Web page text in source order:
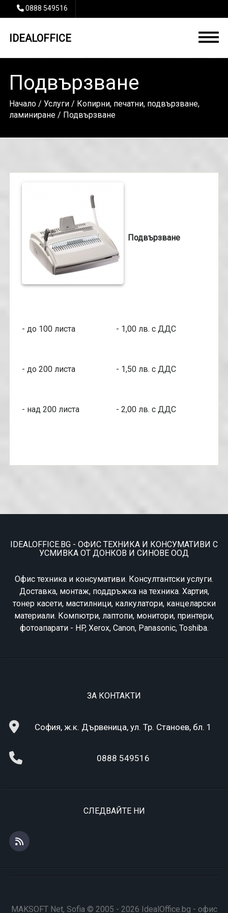
0888 549516
IDEALOFFICE
Подвързване
Начало/ Услуги/ Копирни, печатни, подвързване,
ламиниране/ Подвързване
Подвързване
- до 100 листа - 1,00 лв. с ДДС
- до 200 листа - 1,50 лв. с ДДС
- над 200 листа - 2,00 лв. с ДДС
IDEALOFFICE.BG - ОФИС ТЕХНИКА И КОНСУМАТИВИ С
УСМИВКА ОТ ДОНКОВ И СИНОВЕ ООД
Офис техника и консумативи. Консултантски услуги.
Доставка, монтаж, поддръжка на техника. Хартия,
тонер касети, мастилници, калкулатори, канцеларски
материали. Компютри, лаптопи, монитори, принтери,
фотоапарати - HP, Xerox, Canon, Panasonic, Toshiba.
ЗА КОНТАКТИ
София, ж.к. Дървеница, ул. Тр. Станоев, бл. 1
0888 549516
СЛЕДВАЙТЕ НИ
MAKSOFT Net, Sofia © 2005 - 2026 IdealOffice.bg - офис